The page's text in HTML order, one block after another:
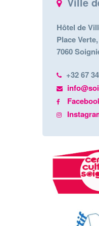
Hôtel de
Place
7060
+32 67